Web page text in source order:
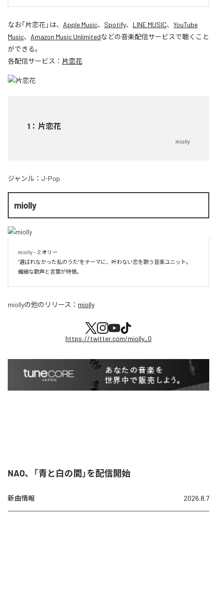
なお「片恋花」は、 Apple Music、 Spotify、 LINE MUSIC、 YouTube
Music、 Amazon Music Unlimitedなどの音楽配信サービスで聴くこと
ができる。
各配信サービス： 片恋花
1 ： 片恋花
miolly
ジャンル： J-Pop
miolly
miolly - ミオリー
”選ばれなかった私のうた”をテーマに、叶わない恋を歌う音楽ユニット。
miollyの他のリリース： miolly
https://twitter.com/miolly_0
NAO、「青と白の間」を配信開始
新曲情報 2026.8.7